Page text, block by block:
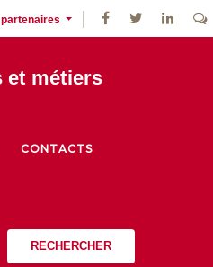
et métiers
CONTACTS
RECHERCHER